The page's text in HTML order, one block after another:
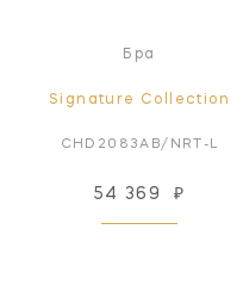
Бра
Signature Collection
CHD2083AB/NRT-L
54 369 ₽